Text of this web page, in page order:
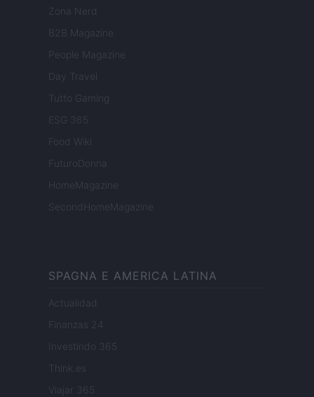
Zona Nerd
B2B Magazine
People Magazine
Day Travel
Tutto Gaming
ESG 365
Food Wiki
FuturoDonna
HomeMagazine
SecondHomeMagazine
SPAGNA E AMERICA LATINA
Actualidad
Finanzas 24
Investindo 365
Think.es
Viajar 365